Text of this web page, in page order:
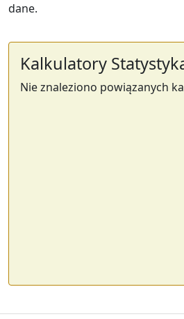
dane.
Kalkulatory
Nie znaleziono powiązanych